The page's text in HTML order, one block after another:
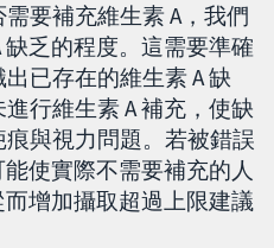
要補充維生素 A，我們
乏的程度。這需要準確
已存在的維生素 A 缺
行維生素 A 補充，使缺
與視力問題。若被錯誤
使實際不需要補充的人
增加攝取超過上限建議